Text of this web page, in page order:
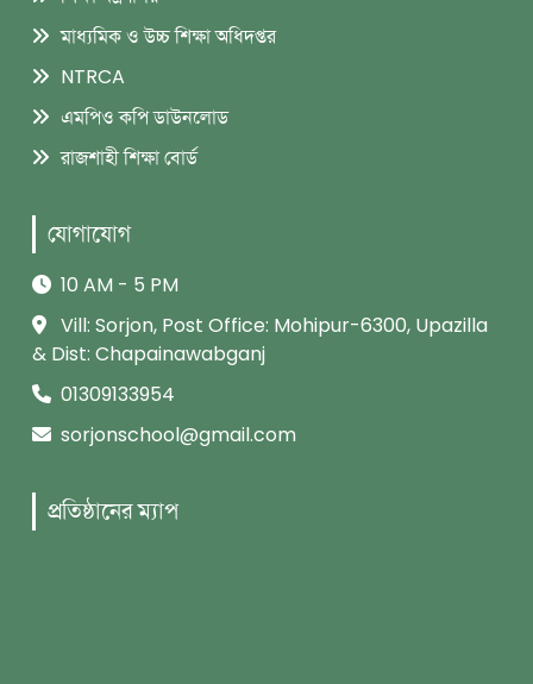
মাধ্যমিক ও উচ্চ শিক্ষা অধিদপ্তর
NTRCA
এমপিও কপি ডাউনলোড
রাজশাহী শিক্ষা বোর্ড
যোগাযোগ
10 AM - 5 PM
Vill: Sorjon, Post Office: Mohipur-6300, Upazilla
& Dist: Chapainawabganj
01309133954
sorjonschool@gmail.com
প্রতিষ্ঠানের ম্যাপ